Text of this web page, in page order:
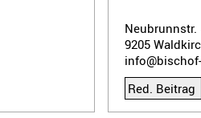
Neubrunnstr.
9205
Red. Beitrag